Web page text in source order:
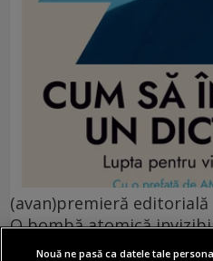
(avan)premieră editorială
O bombă atomică
Ce ești tu dispus(ă) să
Nouă ne pasă ca datele tale